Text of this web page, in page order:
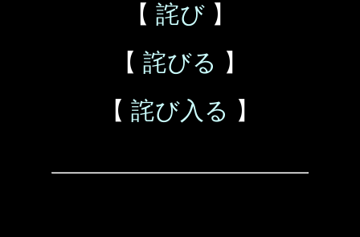
【 詫び】
【 詫びる 】
【 詫び入る 】